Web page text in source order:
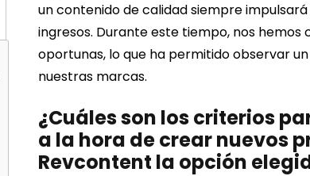
un contenido de calidad siempre
ingresos. Durante este tiempo, nos
oportunas, lo que ha permitido observar
nuestras marcas.
¿Cuáles son los criterios
a la hora de crear nuevos
Revcontent la opción